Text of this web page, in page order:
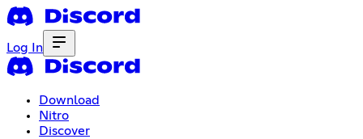
Log In
Download
Nitro
Discover